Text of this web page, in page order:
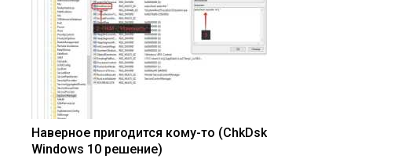
Наверное пригодится кому-то (ChkDsk
Windows 10 решение)